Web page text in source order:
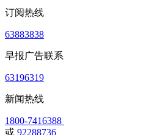
订阅热线
63883838
早报广告联系
63196319
新闻热线
1800-7416388
或 92288736